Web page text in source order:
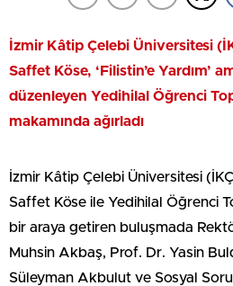
İzmir Kâtip Çelebi Üniversitesi
Saffet Köse, ‘Filistin’e Yardım’
düzenleyen Yedihilal Öğrenci
makamında ağırladı
İzmir Kâtip Çelebi Üniversitesi
Saffet Köse ile Yedihilal Öğrenci
bir araya getiren buluşmada
Muhsin Akbaş, Prof. Dr. Yasin
Süleyman Akbulut ve Sosyal